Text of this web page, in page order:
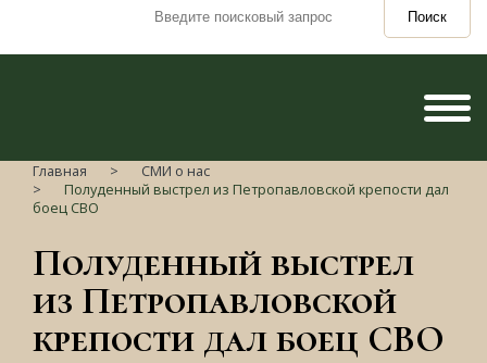
Поиск
Главная
СМИ о нас
Полуденный выстрел из Петропавловской крепости дал
боец СВО
Полуденный выстрел
из Петропавловской
крепости дал боец СВО